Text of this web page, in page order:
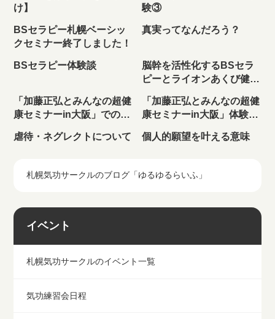
け】
験③
BSセラピー札幌ベーシッ
クセミナー終了しました！
真実ってなんだろう？
BSセラピー体験談
脳幹を活性化するBSセラ
ピーとライオンあくび健康
「加藤正弘とみんなの超健
康セミナーin大阪」での不
「加藤正弘とみんなの超健
康セミナーin大阪」体験レ
虐待・ネグレクトについて
個人的願望を叶える意味
札幌気功サークルのブログ「ゆるゆるらいふ」
イベント
札幌気功サークルのイベント一覧
気功練習会日程